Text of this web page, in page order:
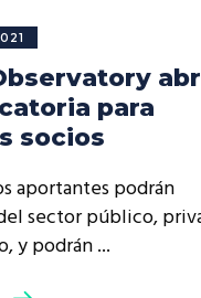
para
socios
aportantes podrán
sector público,
y podrán